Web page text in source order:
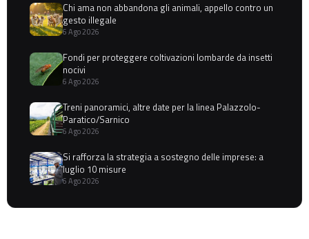
Chi ama non abbandona gli animali, appello contro un
gesto illegale
6 Ago 2026
Fondi per proteggere coltivazioni lombarde da insetti
nocivi
6 Ago 2026
Treni panoramici, altre date per la linea Palazzolo-
Paratico/Sarnico
6 Ago 2026
Si rafforza la strategia a sostegno delle imprese: a
luglio 10 misure
6 Ago 2026